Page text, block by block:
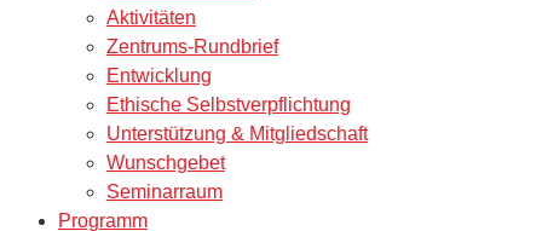
Aktivitäten
Zentrums-Rundbrief
Entwicklung
Ethische Selbstverpflichtung
Unterstützung & Mitgliedschaft
Wunschgebet
Seminarraum
Programm